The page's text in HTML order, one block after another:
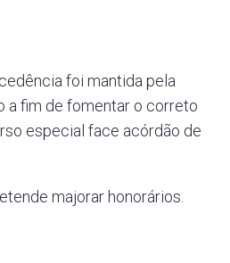
foi mantida pela
a fim de fomentar o correto
especial face acórdão de
majorar honorários.